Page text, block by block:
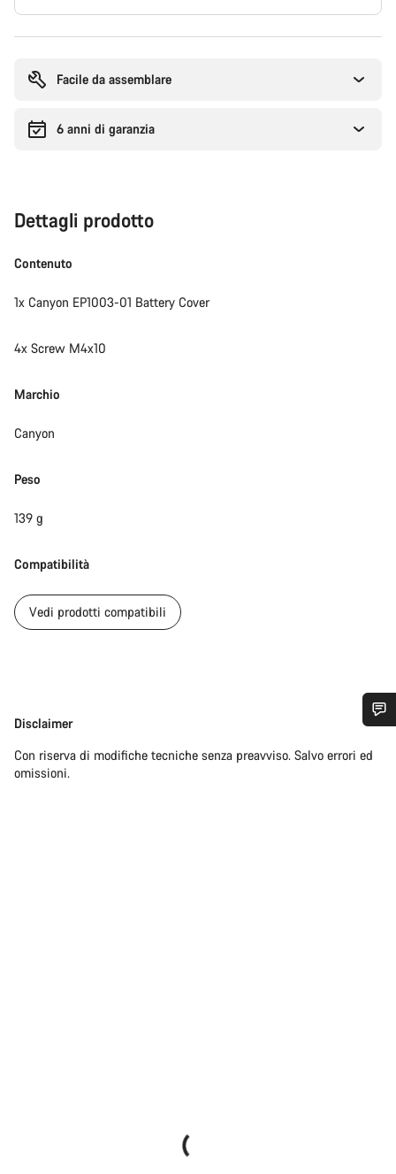
l'acquistoFacile da assemblare
6 anni di garanzia
Dettagli prodotto
Contenuto
1x Canyon EP1003-01 Battery Cover
4x Screw M4x10
Marchio
Canyon
Peso
139 g
Compatibilità
Vedi prodotti compatibili
Disclaimer
Disclaimer
Con riserva di modifiche tecniche senza preavviso. Salvo errori ed
omissioni.